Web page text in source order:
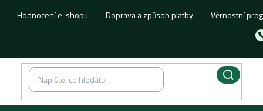
Hodnocení e-shopu Doprava a způsob platby Věrnostní